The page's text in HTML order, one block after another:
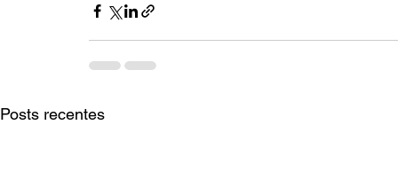
Posts recentes